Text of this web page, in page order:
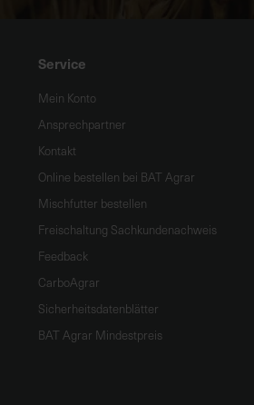
Service
Mein Konto
Ansprechpartner
Kontakt
Online bestellen bei BAT Agrar
Mischfutter bestellen
Freischaltung Sachkundenachweis
Feedback
CarboAgrar
Sicherheitsdatenblätter
BAT Agrar Mindestpreis